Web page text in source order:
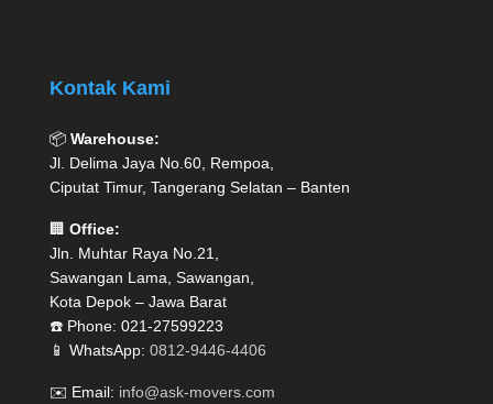
Kontak Kami
📦 Warehouse:
Jl. Delima Jaya No.60, Rempoa,
Ciputat Timur, Tangerang Selatan – Banten
🏢 Office:
Jln. Muhtar Raya No.21,
Sawangan Lama, Sawangan,
Kota Depok – Jawa Barat
☎️ Phone: 021-27599223
📱 WhatsApp: 0812-9446-4406
✉️ Email: info@ask-movers.com